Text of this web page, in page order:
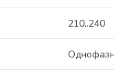
210..240